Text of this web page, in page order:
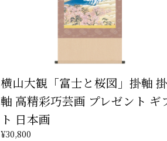
横山大観「富士と桜図」掛軸
軸 高精彩巧芸画 プレゼント ギ
ト 日本画
¥30,800